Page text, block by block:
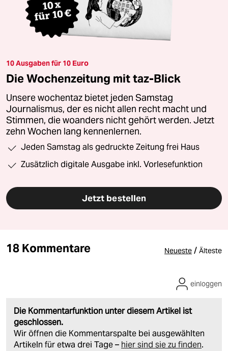
10 Ausgaben für 10 Euro
Die Wochenzeitung mit taz-Blick
Unsere wochentaz bietet jeden Samstag
Journalismus, der es nicht allen recht macht und
Stimmen, die woanders nicht gehört werden. Jetzt
zehn Wochen lang kennenlernen.
Jeden Samstag als gedruckte Zeitung frei Haus
Zusätzlich digitale Ausgabe inkl. Vorlesefunktion
Jetzt bestellen
18 Kommentare Neueste / Älteste
Die Kommentarfunktion unter diesem Artikel ist
geschlossen.
Wir öffnen die Kommentarspalte bei ausgewählten
Artikeln für etwa drei Tage – hier sind sie zu finden.
einloggen